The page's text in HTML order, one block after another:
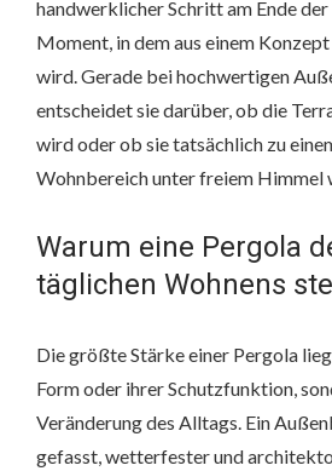
handwerklicher Schritt am Ende der
Moment, in dem aus einem
wird. Gerade bei hochwertigen
entscheidet sie darüber, ob die
wird oder ob sie tatsächlich zu
Wohnbereich unter freiem Himmel
Warum eine Pergola
täglichen Wohnens
Die größte Stärke einer Pergola
Form oder ihrer Schutzfunktion,
Veränderung des Alltags. Ein
gefasst, wetterfester und